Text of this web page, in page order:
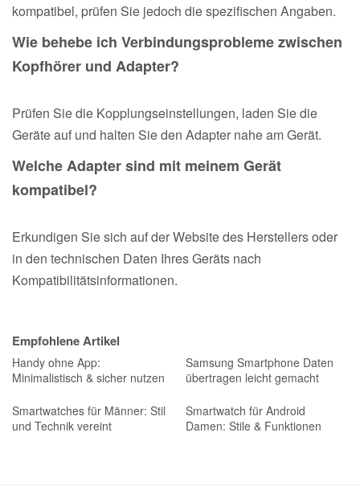
kompatibel, prüfen Sie jedoch die spezifischen Angaben.
Wie behebe ich Verbindungsprobleme zwischen
Kopfhörer und Adapter?
Prüfen Sie die Kopplungseinstellungen, laden Sie die
Geräte auf und halten Sie den Adapter nahe am Gerät.
Welche Adapter sind mit meinem Gerät
kompatibel?
Erkundigen Sie sich auf der Website des Herstellers oder
in den technischen Daten Ihres Geräts nach
Kompatibilitätsinformationen.
Empfohlene Artikel
Handy ohne App:
Minimalistisch & sicher nutzen
Samsung Smartphone Daten
übertragen leicht gemacht
Smartwatches für Männer: Stil
und Technik vereint
Smartwatch für Android
Damen: Stile & Funktionen